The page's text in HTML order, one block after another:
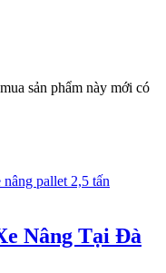
sản phẩm này mới có
Nâng Tại Đà